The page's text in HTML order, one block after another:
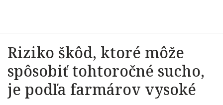
Riziko škôd, ktoré môže
spôsobiť tohtoročné sucho,
je podľa farmárov vysoké